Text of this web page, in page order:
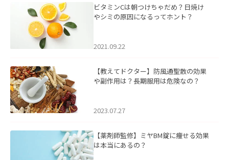
ビタミンCは朝つけちゃだめ？日焼け
やシミの原因になるってホント？
2021.09.22
【教えてドクター】防風通聖散の効果
や副作用は？長期服用は危険なの？
2023.07.27
【薬剤師監修】ミヤBM錠に痩せる効果
は本当にあるの？